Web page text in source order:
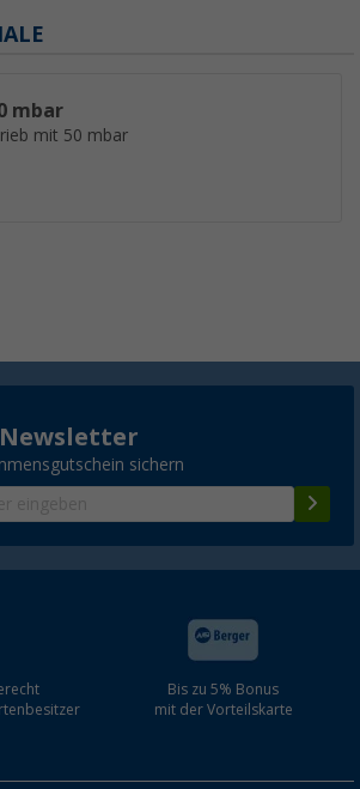
mbar
mit 50 mbar
sichern
Bis zu 5% Bonus
mit der Vorteilskarte